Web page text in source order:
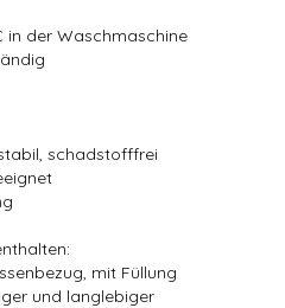
in der Waschmaschine
schadstofffrei
mit Füllung
und langlebiger